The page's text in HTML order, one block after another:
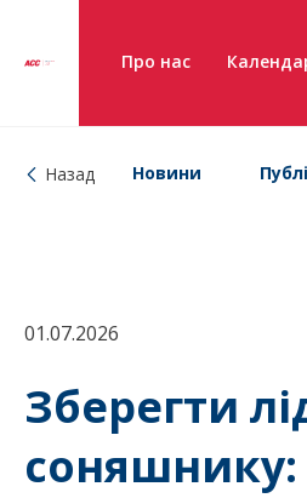
Про нас
Назад Новини
01.07.2026
Зберегти